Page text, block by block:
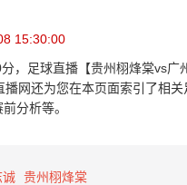
15:30:00
，足球直播【贵州栩烽棠vs
网还为您在本页面索引了相
分析等。
诚 贵州栩烽棠